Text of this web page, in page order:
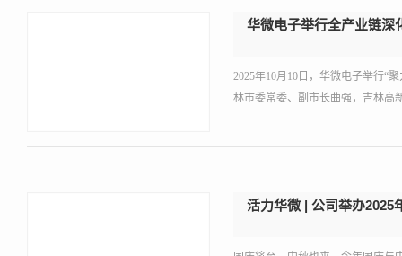
华微电子举行全产业链深
2025年10月10日，华微电子举行“
林市委常委、副市长曲强，吉林高
活力华微 | 公司举办2025